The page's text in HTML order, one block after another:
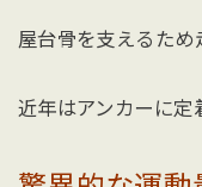
屋台骨を支えるため
近年はアンカーに定